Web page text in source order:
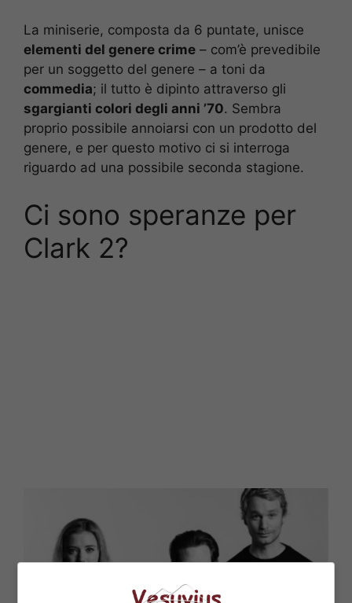
La miniserie, composta da 6 puntate, unisce
elementi del genere crime – com’è prevedibile
per un soggetto del genere – a toni da
commedia; il tutto è dipinto attraverso gli
sgargianti colori degli anni ’70. Sembra
proprio possibile annoiarsi con un prodotto del
genere, e per questo motivo ci si interroga
riguardo ad una possibile seconda stagione.
Ci sono speranze per
Clark 2?